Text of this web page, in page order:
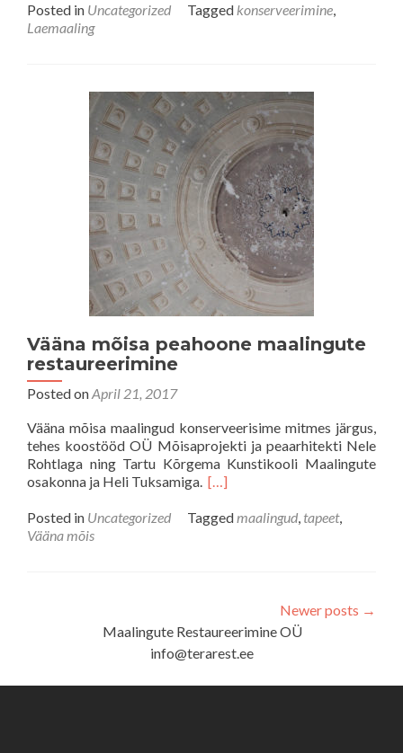
Posted in Uncategorized Tagged konserveerimine,
Laemaaling
Vääna mõisa peahoone maalingute
restaureerimine
Posted onApril 21, 2017
Vääna mõisa maalingud konserveerisime mitmes järgus,
tehes koostööd OÜ Mõisaprojekti ja peaarhitekti Nele
Rohtlaga ning Tartu Kõrgema Kunstikooli Maalingute
osakonna ja Heli Tuksamiga. […]
Posted in Uncategorized Taggedmaalingud, tapeet,
Vääna mõis
Newer posts →
Maalingute Restaureerimine OÜ
info@terarest.ee